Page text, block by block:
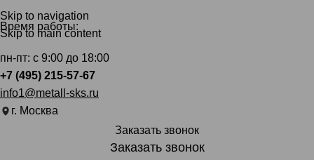
Skip to navigation
Skip to main content
Время работы:
пн-пт: с 9:00 до 18:00
+7 (495) 215-57-67
info1@metall-sks.ru
г. Москва
Заказать звонок
Заказать звонок